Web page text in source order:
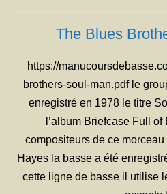
The Blues
https://
brothers-soul-man.pdf le
enregistré en 1978 le titre
l’album Briefcase Full
compositeurs de ce
Hayes la basse a été
cette ligne de basse il utilise